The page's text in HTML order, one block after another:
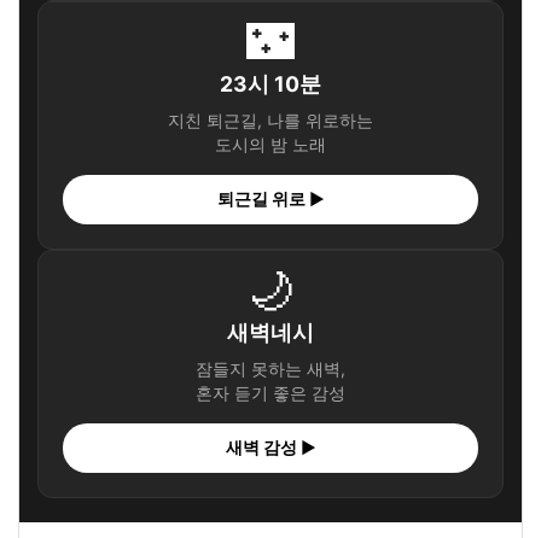
🌃
23시 10분
지친 퇴근길, 나를 위로하는
도시의 밤 노래
퇴근길 위로 ▶
🌙
새벽네시
잠들지 못하는 새벽,
혼자 듣기 좋은 감성
새벽 감성 ▶